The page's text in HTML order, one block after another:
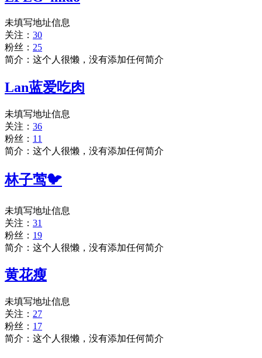
未填写地址信息
关注： 30
粉丝： 25
简介：这个人很懒，没有添加任何简介
Lan蓝爱吃肉
未填写地址信息
关注： 36
粉丝： 11
简介：这个人很懒，没有添加任何简介
林子莺🐦
未填写地址信息
关注： 31
粉丝： 19
简介：这个人很懒，没有添加任何简介
黄花瘦
未填写地址信息
关注： 27
粉丝： 17
简介：这个人很懒，没有添加任何简介